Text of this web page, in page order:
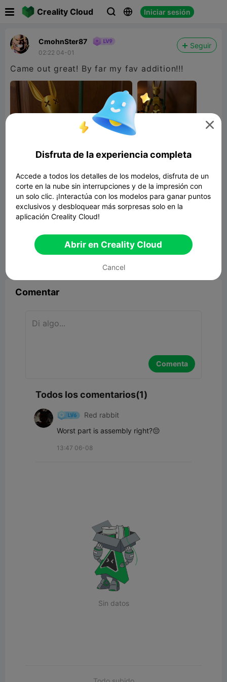
Creality Cloud   Iniciar sesión
CmohnSter87
02:22 04-01
Seguir
Came out great! By far my fav addition!!!
28.89MB Modelo 3D relacionado
Comentar
Comenta
Todos los comentarios(1)
Red rabbit
Worst part is assembly right?😔
13:47 06-08
Sin datos

Disfruta de la experiencia completa
Accede a todos los detalles de los modelos, disfruta de un
corte en la nube sin interrupciones y de la impresión con
un solo clic. ¡Interactúa con los modelos para ganar puntos
exclusivos y desbloquear más sorpresas solo en la
aplicación Creality Cloud!
Abrir en Creality Cloud
Cancel